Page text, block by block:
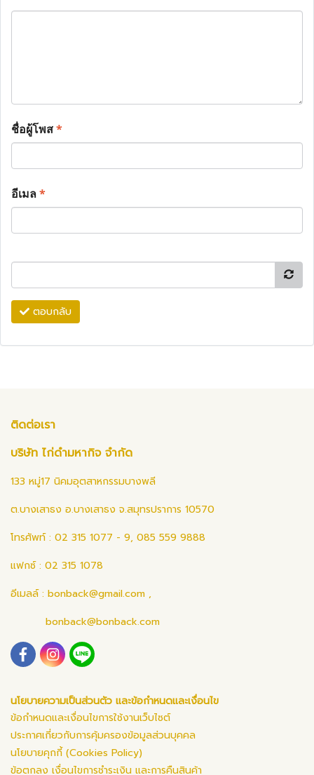
ชื่อผู้โพส*
อีเมล*
ตอบกลับ
ติดต่อเรา
บริษัท ไก่ดำมหากิจ จำกัด
133 หมู่17 นิคมอุตสาหกรรมบางพลี
ต.บางเสาธง อ.บางเสาธง จ.สมุทรปราการ 10570
โทรศัพท์ : 02 315 1077 - 9, 085 559 9888
แฟกซ์ : 02 315 1078
อีเมลล์ : bonback@gmail.com ,
bonback@bonback.com
นโยบายความเป็นส่วนตัว และข้อกำหนดและเงื่อนไข
ข้อกำหนดและเงื่อนไขการใช้งานเว็บไซต์
ประกาศเกี่ยวกับการคุ้มครองข้อมูลส่วนบุคคล
นโยบายคุกกี้ (Cookies Policy)
ข้อตกลง เงื่อนไขการชำระเงิน และการคืนสินค้า